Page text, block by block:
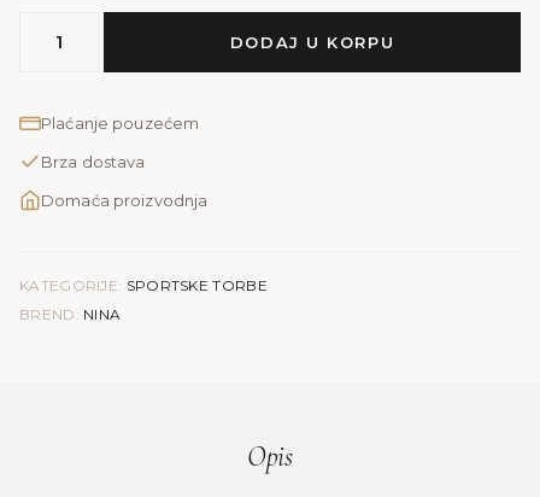
PRINT
DODAJ U KORPU
Plaćanje pouzećem
Brza dostava
Domaća proizvodnja
KATEGORIJE: SPORTSKE TORBE
BREND: NINA
Opis